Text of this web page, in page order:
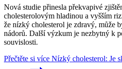
Nová studie přinesla překvapivé
cholesterolovým hladinou a vyšším
že nízký cholesterol je zdravý, může
nádorů. Další výzkum je nezbytný k
souvislosti.
Přečtěte si více Nízký cholesterol: Je